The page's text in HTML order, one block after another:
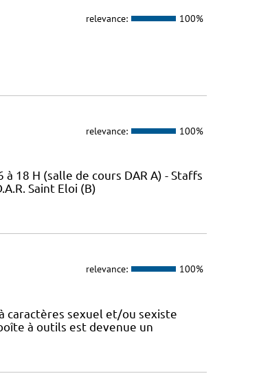
relevance: 100%
relevance: 100%
18 H (salle de cours DAR A) - Staffs
Saint Eloi (B)
relevance: 100%
caractères sexuel et/ou sexiste
à outils est devenue un